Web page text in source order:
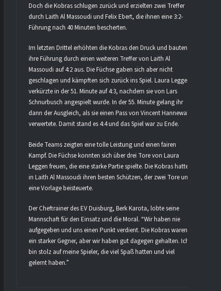
Doch die Kobras schlugen zurück und erzielten zwei Treffer
durch Laith Al Massoudi und Felix Ebert, die ihnen eine 3:2-
Führung nach 40 Minuten bescherten.
Im letzten Drittel erhöhten die Kobras den Druck und bauten
ihre Führung durch einen weiteren Treffer von Laith Al
Massoudi auf 4:2 aus. Die Füchse gaben sich aber nicht
geschlagen und kämpften sich zurück ins Spiel. Laura Leggen
verkürzte in der 51. Minute auf 4:3, nachdem sie von Lars
Schnurbusch angespielt wurde. In der 55. Minute gelang ihr
dann der Ausgleich, als sie einen Pass von Vincent Hannewald
verwertete. Damit stand es 4:4 und das Spiel war zu Ende.
Beide Teams zeigten eine tolle Leistung und einen fairen
Kampf. Die Füchse konnten sich über drei Tore von Laura
Leggen freuen, die eine starke Partie spielte. Die Kobras hatten
in Laith Al Massoudi ihren besten Schützen, der zwei Tore und
eine Vorlage beisteuerte.
Der Cheftrainer des EV Duisburg, Berk Karota, lobte seine
Mannschaft für den Einsatz und die Moral. “Wir haben nie
aufgegeben und uns einen Punkt verdient. Die Kobras waren
ein starker Gegner, aber wir haben gut dagegen gehalten. Ich
bin stolz auf meine Spieler, die viel Spaß hatten und viel
gelernt haben.”